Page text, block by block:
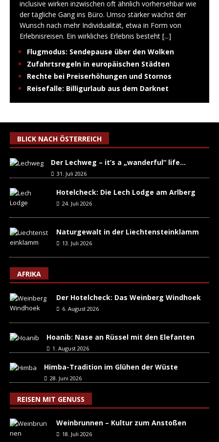
inclusive wirken inzwischen oft ähnlich vorhersehbar wie
der tägliche Gang ins Büro. Umso stärker wächst der
Wunsch nach mehr Individualität, etwa in Form von
Erlebnisreisen. Ein wirkliches Erlebnis besteht [...]
Flugmodus: Sendepause über den Wolken
Zufahrtsregeln in europäischen Städten
Rechte bei Preiserhöhungen und Stornos
Reisefalle: Billigurlaub aus dem Darknet
BLICK NACH ÖSTERREICH
Der Lechweg – it’s a „wanderful“ life…
31. Juli 2026
Hotelcheck: Die Lech Lodge am Arlberg
24. Juli 2026
Naturgewalt in der Liechtensteinklamm
13. Juli 2026
AFRIKA
Der Hotelcheck: Das Weinberg Windhoek
6. August 2026
Hoanib: Nase an Rüssel mit den Elefanten
1. August 2026
Himba-Tradition im Glühen der Wüste
28. Juni 2026
REISEN MIT GENUSS
Weinbrunnen – Kultur zum Anstoßen
18. Juli 2026